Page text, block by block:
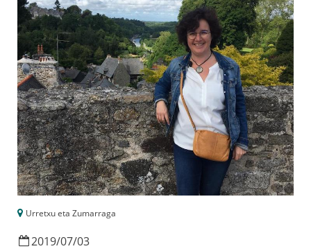
Urretxu eta Zumarraga
2019/07/03